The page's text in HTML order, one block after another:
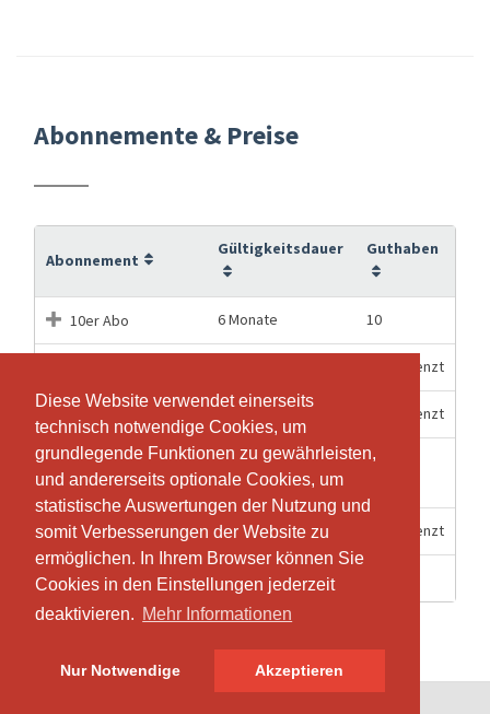
Diese Website verwendet einerseits
technisch notwendige Cookies, um
grundlegende Funktionen zu gewährleisten,
und andererseits optionale Cookies, um
statistische Auswertungen der Nutzung und
somit Verbesserungen der Website zu
ermöglichen. In Ihrem Browser können Sie
Cookies in den Einstellungen jederzeit
deaktivieren. Mehr Informationen
Nur Notwendige Akzeptieren
Diese Website verwendet einerseits
technisch notwendige Cookies, um
grundlegende Funktionen zu gewährleisten,
und andererseits optionale Cookies, um
statistische Auswertungen der Nutzung und
somit Verbesserungen der Website zu
ermöglichen. In Ihrem Browser können Sie
Cookies in den Einstellungen jederzeit
deaktivieren. Mehr Informationen
Nur Notwendige Akzeptieren
Abonnemente & Preise
Abonnement
Gültigkeitsdauer Guthaben
10er Abo 6 Monate 10
Unbegrenzt
3 Monate Unbegrenzt
Einzeleintritt
Mattenklasse
6 Monate
Jahres - Abo 12 Monate Unbegrenzt
Probelektion 14 Tage